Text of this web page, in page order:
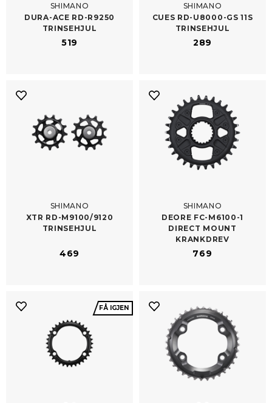
SHIMANO
DURA-​ACE RD-R9250
TRINSEHJUL
519
SHIMANO
CUES RD-​U8000-GS 11S
TRINSEHJUL
289
SHIMANO
XTR RD-​M9100/​9120
TRINSEHJUL
469
SHIMANO
DEORE FC-​M6100-1
DIRECT MOUNT
KRANKDREV
769
FÅ IGJEN